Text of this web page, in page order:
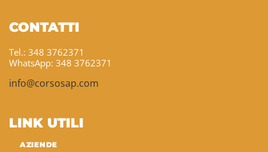
CONTATTI
Tel.: 348 3762371
WhatsApp: 348 3762371
info@corsosap.com
LINK UTILI
AZIENDE